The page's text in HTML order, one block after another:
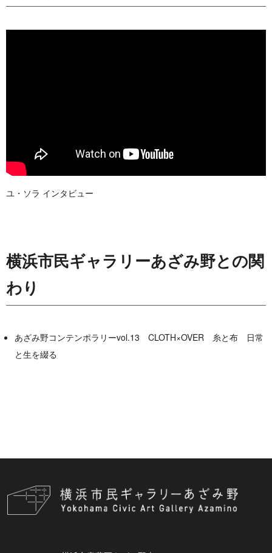
ユ・ソラ インタビュー
横浜市民ギャラリーあざみ野との関
わり
あざみ野コンテンポラリーvol.13 CLOTH×OVER 糸と布 日常
と生を綴る